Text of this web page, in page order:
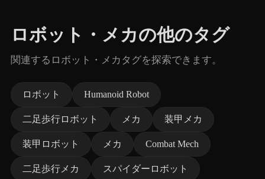
ロボット・メカの他のタグ
関連するロボット・メカタグを探索できます。
ロボット Humanoid Robot
二足歩行ロボット メカ 装甲メカ
装甲ロボット メカ Combat Mech
二足歩行メカ スパイダーロボット